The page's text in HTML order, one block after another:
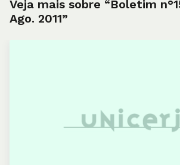
Veja mais sobre “Boletim
Ago. 2011”